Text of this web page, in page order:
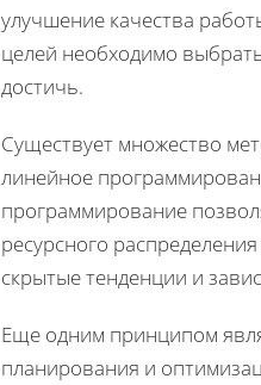
улучшение качества
целей необходимо
достичь.
Существует множество
линейное
программирование
ресурсного
скрытые тенденции и
Еще одним принципом
планирования и